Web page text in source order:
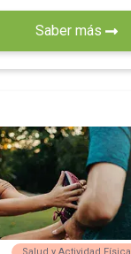
Saber más